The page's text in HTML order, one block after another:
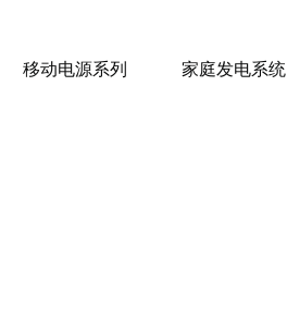
移动电源系列 家庭发电系统